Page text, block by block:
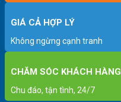
GIÁ CẢ HỢP LÝ
Không ngừng cạnh tranh
CHĂM SÓC KHÁCH HÀNG
Chu đáo, tận tình, 24/7